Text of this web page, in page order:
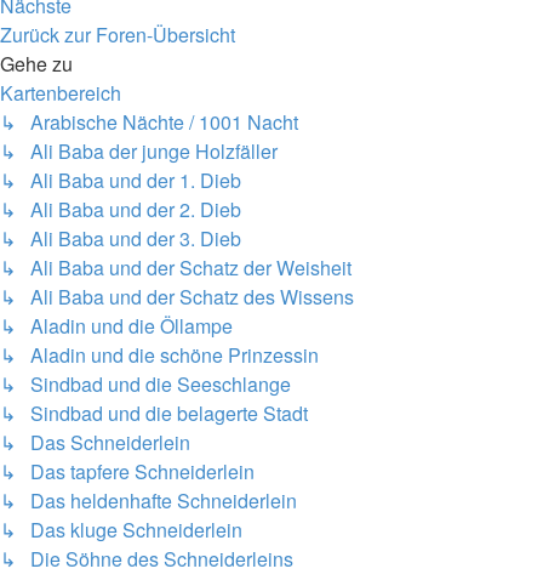
Zurück zur Foren-Übersicht
Gehe zu
Kartenbereich
↳ Arabische Nächte / 1001 Nacht
↳ Ali Baba der junge Holzfäller
↳ Ali Baba und der 1. Dieb
↳ Ali Baba und der 2. Dieb
↳ Ali Baba und der 3. Dieb
↳ Ali Baba und der Schatz der Weisheit
↳ Ali Baba und der Schatz des Wissens
↳ Aladin und die Öllampe
↳ Aladin und die schöne Prinzessin
↳ Sindbad und die Seeschlange
↳ Sindbad und die belagerte Stadt
↳ Das Schneiderlein
↳ Das tapfere Schneiderlein
↳ Das heldenhafte Schneiderlein
↳ Das kluge Schneiderlein
↳ Die Söhne des Schneiderleins